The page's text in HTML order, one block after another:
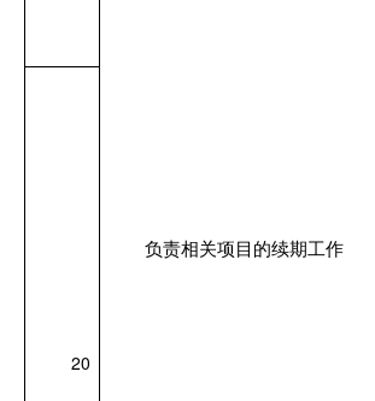
负责相关项目的续期工作
20